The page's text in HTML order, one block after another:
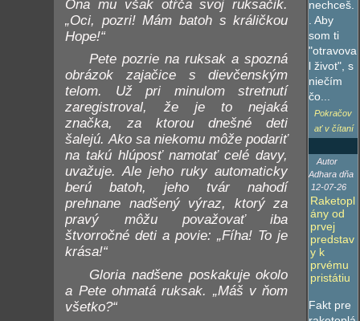
Ona mu však otŕča svoj ruksačik.
„Oci, pozri! Mám batoh s králičkou
Hope!“
Pete pozrie na ruksak a spozná
obrázok zajačice s dievčenským
telom. Už pri minulom stretnutí
zaregistroval, že je to nejaká
značka, za ktorou dnešné deti
šalejú. Ako sa niekomu môže podariť
na takú hlúposť namotať celé davy,
uvažuje. Ale jeho ruky automaticky
berú batoh, jeho tvár nahodí
prehnane nadšený výraz, ktorý za
pravý môžu považovať iba
štvorročné deti a povie: „Fíha! To je
krása!“
Gloria nadšene poskakuje okolo
a Pete ohmatá ruksak. „Máš v ňom
všetko?“
nechceš.
. Aby
som ti
"otravova
l život", s
niečím
čo...
Pokračov
ať v čítaní
Autor
Adhara dňa
12-07-26
Raketopl
ány od
prvej
predstav
y k
prvému
pristátiu
Fakt pre